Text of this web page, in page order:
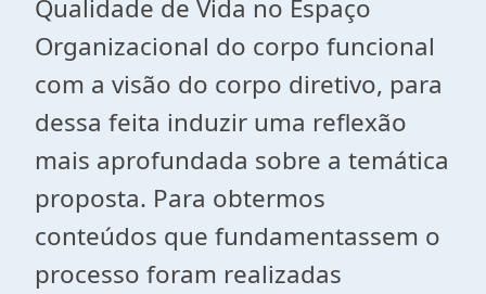
Qualidade de Vida no Espaço
Organizacional do corpo funcional
com a visão do corpo diretivo, para
dessa feita induzir uma reflexão
mais aprofundada sobre a temática
proposta. Para obtermos
conteúdos que fundamentassem o
processo foram realizadas